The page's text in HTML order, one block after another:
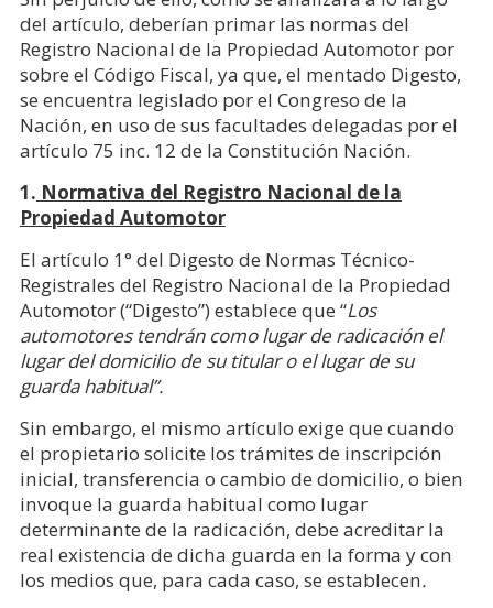
del artículo, deberían primar las normas del
Registro Nacional de la Propiedad Automotor por
sobre el Código Fiscal, ya que, el mentado Digesto,
se encuentra legislado por el Congreso de la
Nación, en uso de sus facultades delegadas por el
artículo 75 inc. 12 de la Constitución Nación.
1. Normativa del Registro Nacional de la
Propiedad Automotor
El artículo 1° del Digesto de Normas Técnico-
Registrales del Registro Nacional de la Propiedad
Automotor (“Digesto”) establece que “Los
automotores tendrán como lugar de radicación el
lugar del domicilio de su titular o el lugar de su
guarda habitual”.
Sin embargo, el mismo artículo exige que cuando
el propietario solicite los trámites de inscripción
inicial, transferencia o cambio de domicilio, o bien
invoque la guarda habitual como lugar
determinante de la radicación, debe acreditar la
real existencia de dicha guarda en la forma y con
los medios que, para cada caso, se establecen.